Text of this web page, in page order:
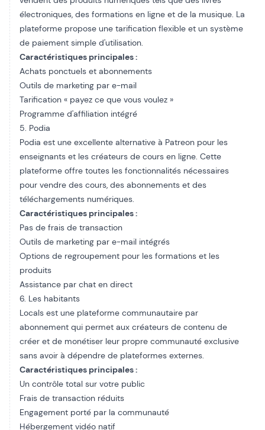
électroniques, des formations en ligne et de la musique. La
plateforme propose une tarification flexible et un système
de paiement simple d'utilisation.
Caractéristiques principales :
Achats ponctuels et abonnements
Outils de marketing par e-mail
Tarification « payez ce que vous voulez »
Programme d'affiliation intégré
5. Podia
Podia est une excellente alternative à Patreon pour les
enseignants et les créateurs de cours en ligne. Cette
plateforme offre toutes les fonctionnalités nécessaires
pour vendre des cours, des abonnements et des
téléchargements numériques.
Caractéristiques principales :
Pas de frais de transaction
Outils de marketing par e-mail intégrés
Options de regroupement pour les formations et les
produits
Assistance par chat en direct
6. Les habitants
Locals est une plateforme communautaire par
abonnement qui permet aux créateurs de contenu de
créer et de monétiser leur propre communauté exclusive
sans avoir à dépendre de plateformes externes.
Caractéristiques principales :
Un contrôle total sur votre public
Frais de transaction réduits
Engagement porté par la communauté
Hébergement vidéo natif